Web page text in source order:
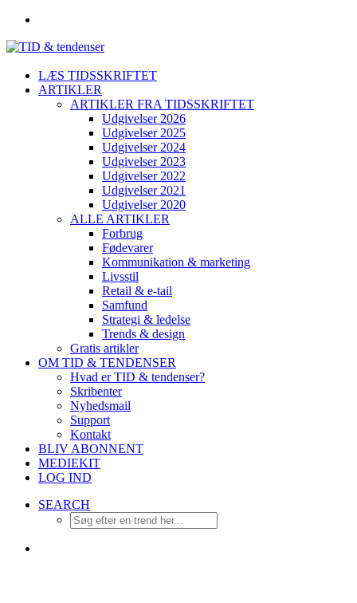
LÆS TIDSSKRIFTET
ARTIKLER
ARTIKLER FRA TIDSSKRIFTET
Udgivelser 2026
Udgivelser 2025
Udgivelser 2024
Udgivelser 2023
Udgivelser 2022
Udgivelser 2021
Udgivelser 2020
ALLE ARTIKLER
Forbrug
Fødevarer
Kommunikation & marketing
Livsstil
Retail & e-tail
Samfund
Strategi & ledelse
Trends & design
Gratis artikler
OM TID & TENDENSER
Hvad er TID & tendenser?
Skribenter
Nyhedsmail
Support
Kontakt
BLIV ABONNENT
MEDIEKIT
LOG IND
SEARCH